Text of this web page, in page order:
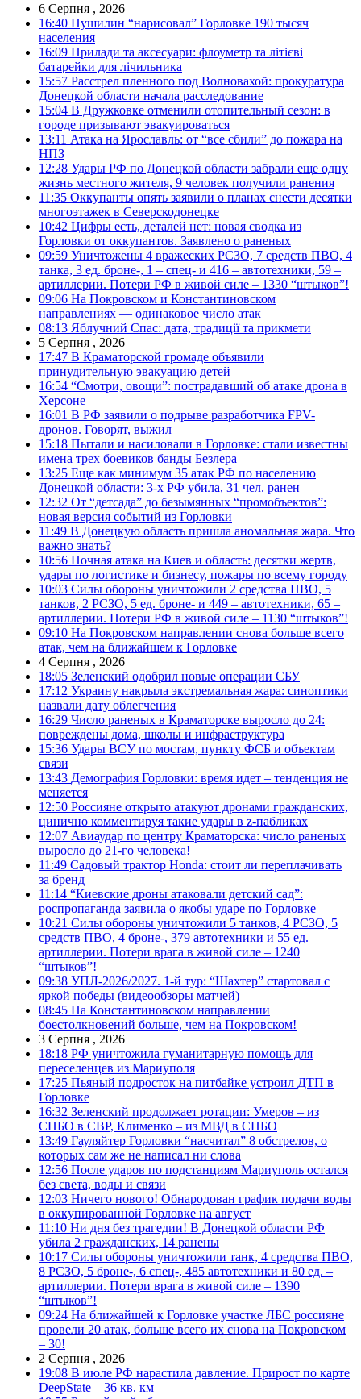
6 Серпня , 2026
16:40 Пушилин “нарисовал” Горловке 190 тысяч
населения
16:09 Прилади та аксесуари: флоуметр та літієві
батарейки для лічильника
15:57 Расстрел пленного под Волновахой: прокуратура
Донецкой области начала расследование
15:04 В Дружковке отменили отопительный сезон: в
городе призывают эвакуироваться
13:11 Атака на Ярославль: от “все сбили” до пожара на
НПЗ
12:28 Удары РФ по Донецкой области забрали еще одну
жизнь местного жителя, 9 человек получили ранения
11:35 Оккупанты опять заявили о планах снести десятки
многоэтажек в Северскодонецке
10:42 Цифры есть, деталей нет: новая сводка из
Горловки от оккупантов. Заявлено о раненых
09:59 Уничтожены 4 вражеских РСЗО, 7 средств ПВО, 4
танка, 3 ед. броне-, 1 – спец- и 416 – автотехники, 59 –
артиллерии. Потери РФ в живой силе – 1330 “штыков”!
09:06 На Покровском и Константиновском
направлениях — одинаковое число атак
08:13 Яблучний Спас: дата, традиції та прикмети
5 Серпня , 2026
17:47 В Краматорской громаде объявили
принудительную эвакуацию детей
16:54 “Смотри, овощи”: пострадавший об атаке дрона в
Херсоне
16:01 В РФ заявили о подрыве разработчика FPV-
дронов. Говорят, выжил
15:18 Пытали и насиловали в Горловке: стали известны
имена трех боевиков банды Безлера
13:25 Еще как минимум 35 атак РФ по населению
Донецкой области: 3-х РФ убила, 31 чел. ранен
12:32 От “детсада” до безымянных “промобъектов”:
новая версия событий из Горловки
11:49 В Донецкую область пришла аномальная жара. Что
важно знать?
10:56 Ночная атака на Киев и область: десятки жертв,
удары по логистике и бизнесу, пожары по всему городу
10:03 Силы обороны уничтожили 2 средства ПВО, 5
танков, 2 РСЗО, 5 ед. броне- и 449 – автотехники, 65 –
артиллерии. Потери РФ в живой силе – 1130 “штыков”!
09:10 На Покровском направлении снова больше всего
атак, чем на ближайшем к Горловке
4 Серпня , 2026
18:05 Зеленский одобрил новые операции СБУ
17:12 Украину накрыла экстремальная жара: синоптики
назвали дату облегчения
16:29 Число раненых в Краматорске выросло до 24:
повреждены дома, школы и инфраструктура
15:36 Удары ВСУ по мостам, пункту ФСБ и объектам
связи
13:43 Демография Горловки: время идет – тенденция не
меняется
12:50 Россияне открыто атакуют дронами гражданских,
цинично комментируя такие удары в z-пабликах
12:07 Авиаудар по центру Краматорска: число раненых
выросло до 21-го человека!
11:49 Садовый трактор Honda: стоит ли переплачивать
за бренд
11:14 “Киевские дроны атаковали детский сад”:
роспропаганда заявила о якобы ударе по Горловке
10:21 Силы обороны уничтожили 5 танков, 4 РСЗО, 5
средств ПВО, 4 броне-, 379 автотехники и 55 ед. –
артиллерии. Потери врага в живой силе – 1240
“штыков”!
09:38 УПЛ-2026/2027. 1-й тур: “Шахтер” стартовал с
яркой победы (видеообзоры матчей)
08:45 На Константиновском направлении
боестолкновений больше, чем на Покровском!
3 Серпня , 2026
18:18 РФ уничтожила гуманитарную помощь для
переселенцев из Мариуполя
17:25 Пьяный подросток на питбайке устроил ДТП в
Горловке
16:32 Зеленский продолжает ротации: Умеров – из
СНБО в СВР, Клименко – из МВД в СНБО
13:49 Гауляйтер Горловки “насчитал” 8 обстрелов, о
которых сам же не написал ни слова
12:56 После ударов по подстанциям Мариуполь остался
без света, воды и связи
12:03 Ничего нового! Обнародован график подачи воды
в оккупированной Горловке на август
11:10 Ни дня без трагедии! В Донецкой области РФ
убила 2 гражданских, 14 ранены
10:17 Силы обороны уничтожили танк, 4 средства ПВО,
8 РСЗО, 5 броне-, 6 спец-, 485 автотехники и 80 ед. –
артиллерии. Потери врага в живой силе – 1390
“штыков”!
09:24 На ближайшей к Горловке участке ЛБС россияне
провели 20 атак, больше всего их снова на Покровском
– 30!
2 Серпня , 2026
19:08 В июле РФ нарастила давление. Прирост по карте
DeepState – 36 кв. км